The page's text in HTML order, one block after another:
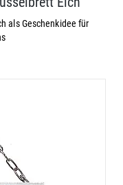
als Geschenkidee für